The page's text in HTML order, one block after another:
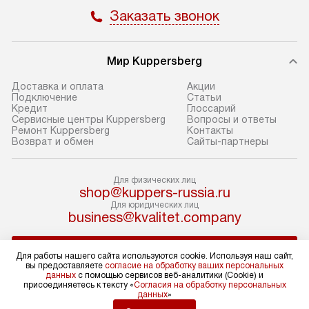
доставки доставит упакованный
прибор до подъезда. Если
требуется перенос прибора
до двери квартиры или до места
согласуйте это с менеджером.
За данную услугу взимается
дополнительная плата. Обратите
внимание на размеры прибора: если
они не позволяют пронести его
через дверной проем,
то сотрудники транспортной
службы не смогут демонтировать
дверцы, ручки или другие
выступающие элементы, так как это
может повлечь отказ в проведении
гарантийного ремонта в будущем.
Перед заказом удостоверьтесь, что
при
отдельных
по уровню, а
к
После этого
консультация
не входят:
коммуникаций,
материалы,
и
Заказать звонок
Мир Kuppersberg
Доставка и оплата
Подключение
Кредит
Сервисные центры Kuppersberg
Ремонт Kuppersberg
Возврат и обмен
Акции
Cтатьи
Глоссарий
Вопросы и ответы
Контакты
Сайты-партнеры
Для физических лиц
shop@kuppers-russia.ru
Для юридических лиц
business@kvalitet.company
Политика конфиденциальности
Условия продажи
Для работы нашего сайта используются cookie. Используя наш сайт,
вы предоставляете согласие на обработку ваших персональных
данных с помощью сервисов веб-аналитики (Cookie) и
присоединяетесь к тексту «Согласия на обработку персональных
данных»